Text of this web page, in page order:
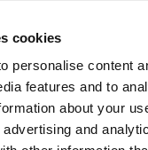
cookies
personalise content
features and to
about your
and
despre